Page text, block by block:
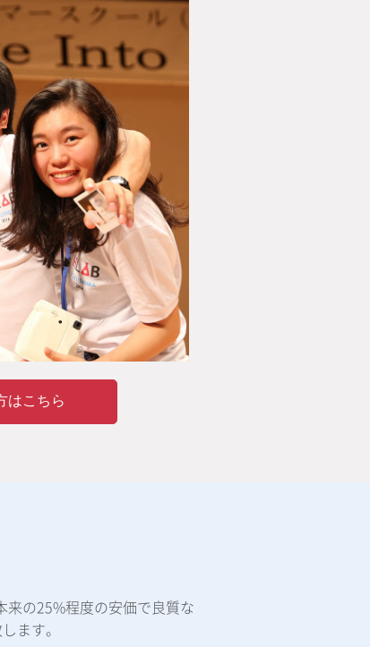
はこちら
来の25%程度の安価で良質な
ます。